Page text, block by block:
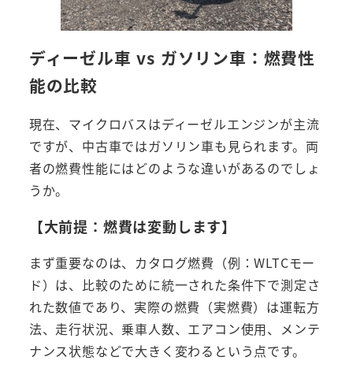
ディーゼル車 vs ガソリン車：燃費性
能の比較
現在、マイクロバスはディーゼルエンジンが主流
ですが、中古車ではガソリン車も見られます。両
者の燃費性能にはどのような違いがあるのでしょ
うか。
【大前提：燃費は変動します】
まず重要なのは、カタログ燃費（例：WLTCモー
ド）は、比較のために統一された条件下で測定さ
れた数値であり、実際の燃費（実燃費）は運転方
法、走行状況、乗車人数、エアコン使用、メンテ
ナンス状態などで大きく変わるという点です。